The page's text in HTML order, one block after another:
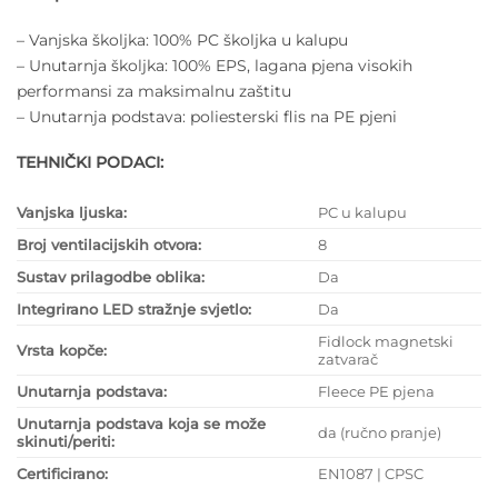
– Vanjska školjka: 100% PC školjka u kalupu
– Unutarnja školjka: 100% EPS, lagana pjena visokih
performansi za maksimalnu zaštitu
– Unutarnja podstava: poliesterski flis na PE pjeni
TEHNIČKI PODACI:
Vanjska ljuska:
PC u kalupu
Broj ventilacijskih otvora:
8
Sustav prilagodbe oblika:
Da
Integrirano LED stražnje svjetlo:
Da
Vrsta kopče:
Fidlock magnetski
zatvarač
Unutarnja podstava:
Fleece PE pjena
Unutarnja podstava koja se može
skinuti/periti:
da (ručno pranje)
Certificirano: EN1087 | CPSC